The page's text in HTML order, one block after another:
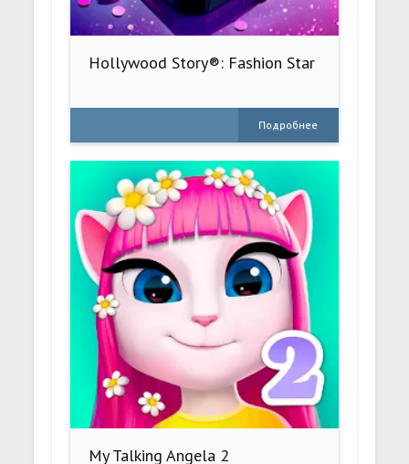
Hollywood Story®: Fashion Star
Подробнее
My Talking Angela 2